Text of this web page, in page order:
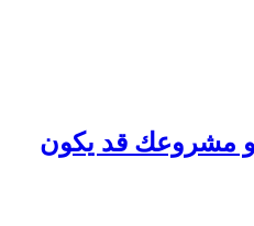
مشروعك قد يكون